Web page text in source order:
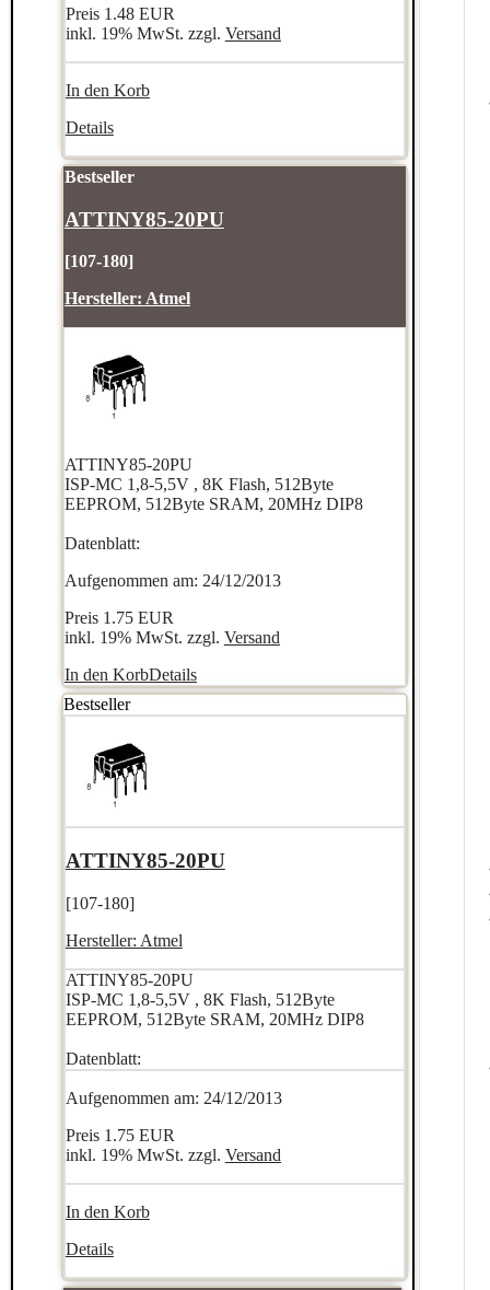
Preis 1.48 EUR
inkl. 19% MwSt. zzgl. Versand
In den Korb
Details
Bestseller
ATTINY85-20PU
[107-180]
Hersteller: Atmel
ATTINY85-20PU
ISP-MC 1,8-5,5V , 8K Flash, 512Byte
EEPROM, 512Byte SRAM, 20MHz DIP8
Datenblatt:
Aufgenommen am: 24/12/2013
Preis 1.75 EUR
inkl. 19% MwSt. zzgl. Versand
In den KorbDetails
Bestseller
ATTINY85-20PU
[107-180]
Hersteller: Atmel
ATTINY85-20PU
ISP-MC 1,8-5,5V , 8K Flash, 512Byte
EEPROM, 512Byte SRAM, 20MHz DIP8
Datenblatt:
Aufgenommen am: 24/12/2013
Preis 1.75 EUR
inkl. 19% MwSt. zzgl. Versand
In den Korb
Details